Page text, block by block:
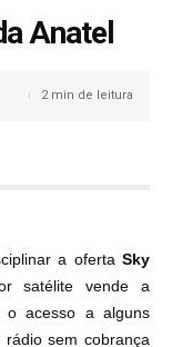
Anatel
2 min de leitura
a oferta Sky
satélite vende a
o acesso a alguns
sem cobrança